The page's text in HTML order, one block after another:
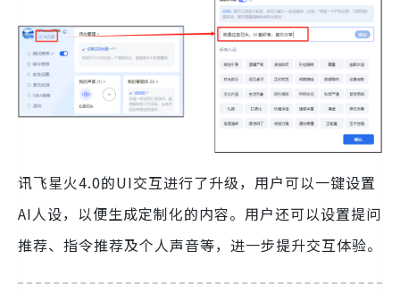
讯飞星火4.0的UI交互进行了升级，用户可以一键设置
AI人设，以便生成定制化的内容。用户还可以设置提问
推荐、指令推荐及个人声音等，进一步提升交互体验。